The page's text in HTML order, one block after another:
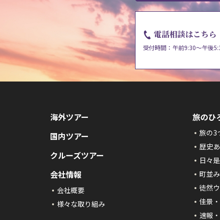
電話相談はこちら
受付時間：午前9:30～午後
海外ツアー
国内ツアー
クルーズツアー
会社情報
会社概要
様々な取り組み
旅のひ
旅の3
歴史
日々
町並
徒然
佳景
速報